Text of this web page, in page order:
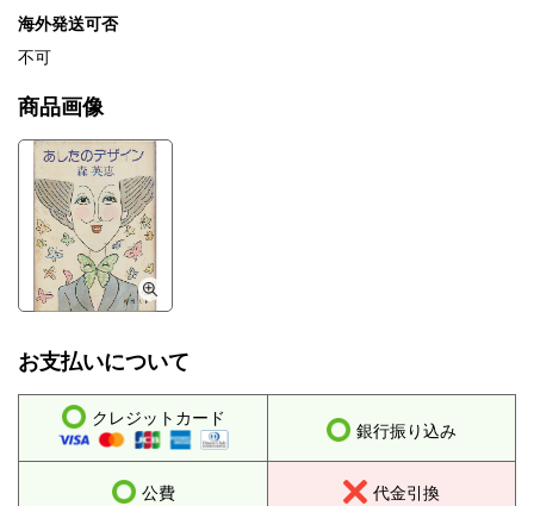
海外発送可否
不可
商品画像
お支払いについて
クレジットカード
銀行振り込み
公費 代金引換